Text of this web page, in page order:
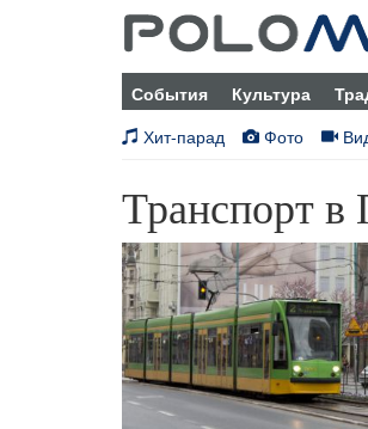
События Культура
Хит-парад
Фото
Транспорт